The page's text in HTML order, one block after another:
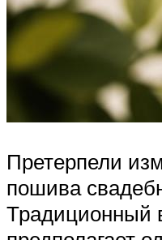
Претерпели
пошива
Традиционный